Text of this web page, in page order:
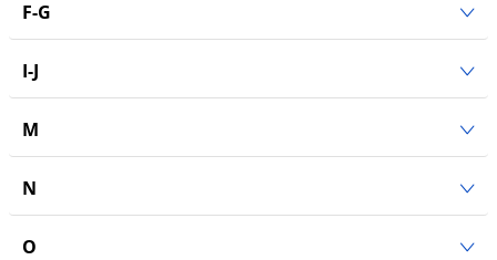
F-G
I-J
M
N
O